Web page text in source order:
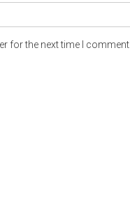
for the next time I comment.